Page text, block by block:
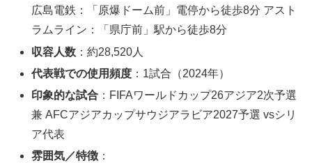
広島電鉄：「原爆ドーム前」電停から徒歩8分 アスト
ラムライン：「県庁前」駅から徒歩8分
収容人数 ：約28,520人
代表戦での使用頻度 ：1試合（2024年）
印象的な試合 ：FIFAワールドカップ26アジア2次予選
兼 AFCアジアカップサウジアラビア2027予選 vsシリ
ア代表
雰囲気／特徴 ：